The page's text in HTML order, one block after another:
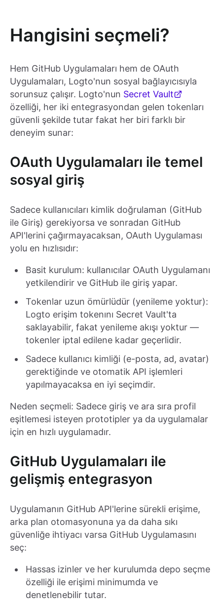
Hangisini seçmeli?
Hem GitHub Uygulamaları hem de OAuth
Uygulamaları, Logto'nun sosyal bağlayıcısıyla
sorunsuz çalışır. Logto'nun Secret Vault
özelliği, her iki entegrasyondan gelen tokenları
güvenli şekilde tutar fakat her biri farklı bir
deneyim sunar:
OAuth Uygulamaları ile temel
sosyal giriş
Sadece kullanıcıları kimlik doğrulaman (GitHub
ile Giriş) gerekiyorsa ve sonradan GitHub
API'lerini çağırmayacaksan, OAuth Uygulaması
yolu en hızlısıdır:
Basit kurulum: kullanıcılar OAuth Uygulamanı
yetkilendirir ve GitHub ile giriş yapar.
Tokenlar uzun ömürlüdür (yenileme yoktur):
Logto erişim tokenını Secret Vault'ta
saklayabilir, fakat yenileme akışı yoktur —
tokenler iptal edilene kadar geçerlidir.
Sadece kullanıcı kimliği (e-posta, ad, avatar)
gerektiğinde ve otomatik API işlemleri
yapılmayacaksa en iyi seçimdir.
Neden seçmeli: Sadece giriş ve ara sıra profil
eşitlemesi isteyen prototipler ya da uygulamalar
için en hızlı uygulamadır.
GitHub Uygulamaları ile
gelişmiş entegrasyon
Uygulamanın GitHub API'lerine sürekli erişime,
arka plan otomasyonuna ya da daha sıkı
güvenliğe ihtiyacı varsa GitHub Uygulamasını
seç:
Hassas izinler ve her kurulumda depo seçme
özelliği ile erişimi minimumda ve
denetlenebilir tutar.